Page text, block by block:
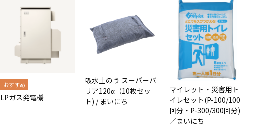
LPガス発電機
吸水土のう スーパーバ
リア120α（10枚セッ
ト) / まいにち
マイレット・災害用ト
イレセット(P-100/100
回分・P-300/300回分)
／まいにち